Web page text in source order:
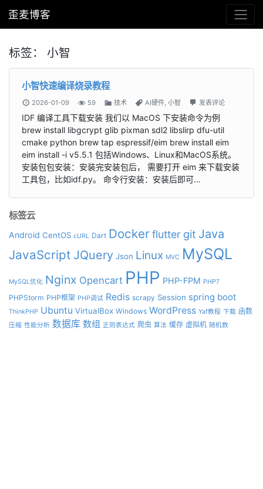
歪麦博客
标签： 小智
小智快速编译烧录教程
2026-01-09 59 技术 AI硬件 小智 发表评论
IDF 编译工具下载安装 我们以 MacOS 下安装命令为例
brew install libgcrypt glib pixman sdl2 libslirp dfu-util
cmake python brew tap espressif/eim brew install eim
eim install -i v5.5.1 包括Windows、Linux和MacOS系统。
安装包包安装：安装完安装包后， 需要打开 eim 来下载安装
工具包，比如idf.py。 命令行安装：安装后即可…
标签云
Android CentOS cURL Dart Dockerflutter git Java
JavaScript JQuery Json Linux MVC MySQL
MySQL优化 Nginx Opencart PHP PHP-FPM PHP7
PHPStorm PHP框架 PHP调试 Redis scrapy Session spring boot
ThinkPHP Ubuntu VirtualBox Windows WordPress Yaf教程 下载 函数
压缩 性能分析 数据库 数组 正则表达式 爬虫 算法 缓存 虚拟机 随机数